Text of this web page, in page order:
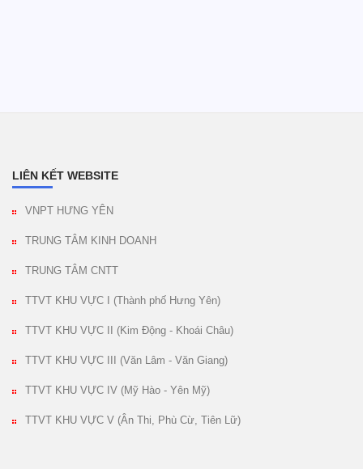
LIÊN KẾT WEBSITE
VNPT HƯNG YÊN
TRUNG TÂM KINH DOANH
TRUNG TÂM CNTT
TTVT KHU VỰC I (Thành phố Hưng Yên)
TTVT KHU VỰC II (Kim Động - Khoái Châu)
TTVT KHU VỰC III (Văn Lâm - Văn Giang)
TTVT KHU VỰC IV (Mỹ Hào - Yên Mỹ)
TTVT KHU VỰC V (Ân Thi, Phù Cừ, Tiên Lữ)